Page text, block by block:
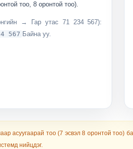
тоо, 8 оронтой тоо).
→ Гар утас 71 234 567):
567 Байна уу.
асуугаарай тоо (7 эсвэл 8 оронтой тоо)
нийцдэг.